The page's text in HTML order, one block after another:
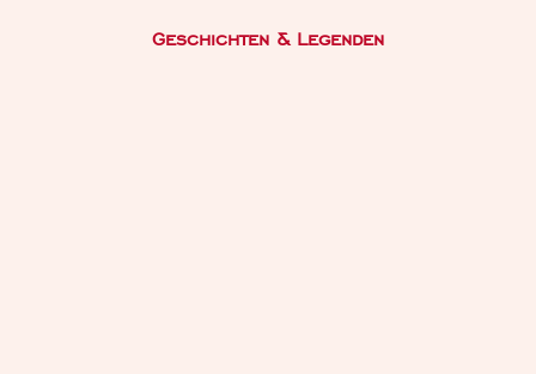
Geschichten & Legenden